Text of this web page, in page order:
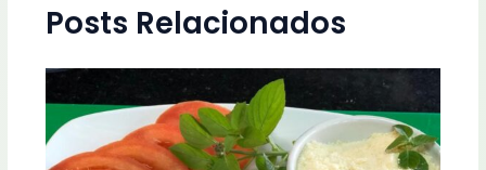
Posts Relacionados